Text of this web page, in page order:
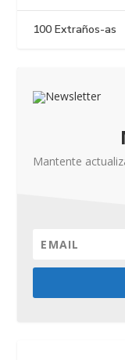
100 Extraños-as
Mantente